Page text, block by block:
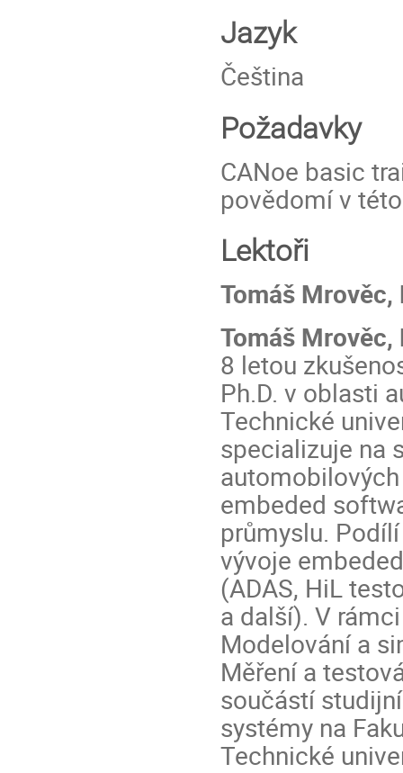
Jazyk
Čeština
Požadavky
CANoe basic
povědomí v
Lektoři
Tomáš Mrověc,
Tomáš Mrověc,
8 letou
Ph.D. v oblasti
Technické
specializuje na
embeded
průmyslu.
vývoje
(ADAS, HiL
a další). V
Modelování a
Měření a
součástí
systémy na
Technické